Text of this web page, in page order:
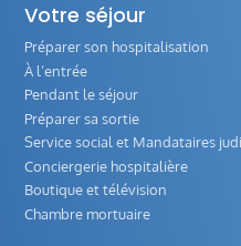
Votre séjour
Préparer son hospitalisation
À l’entrée
Pendant le séjour
Préparer sa sortie
Service social et Mandataires
Conciergerie hospitalière
Boutique et télévision
Chambre mortuaire